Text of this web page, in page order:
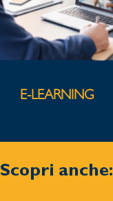
E-LEARNING
Scopri anche: